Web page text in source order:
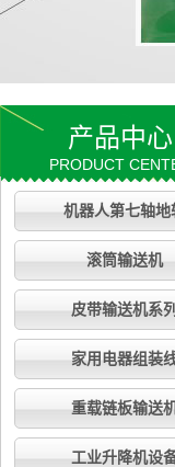
产品中心
PRODUCT
机器人第七轴地
滚筒输送机
皮带输送机系列
家用电器组装
重载链板输送
工业升降机设